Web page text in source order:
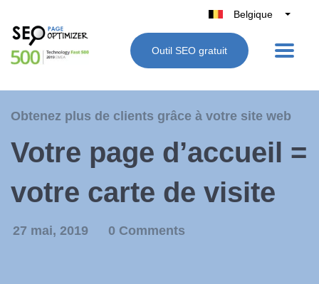
Belgique
België
Nederland
España
Outil SEO gratuit
Obtenez plus de clients grâce à votre site web
Votre page d’accueil =
votre carte de visite
27 mai, 2019 0 Comments